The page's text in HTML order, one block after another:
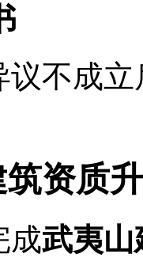
不成
筑资质
成武夷山